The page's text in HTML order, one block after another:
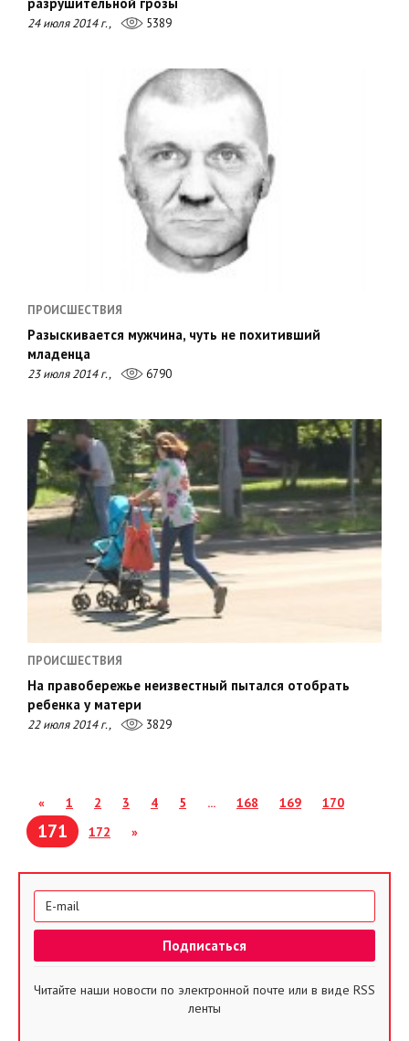
24 июля 2014 г., 5389
ПРОИСШЕСТВИЯ
Разыскивается мужчина, чуть не похитивший
младенца
23 июля 2014 г., 6790
ПРОИСШЕСТВИЯ
На правобережье неизвестный пытался отобрать
ребенка у матери
22 июля 2014 г., 3829
« 1 2 3 4 5 ... 168 169 170
171 172 »
Читайте наши новости по электронной почте или в виде RSS
ленты